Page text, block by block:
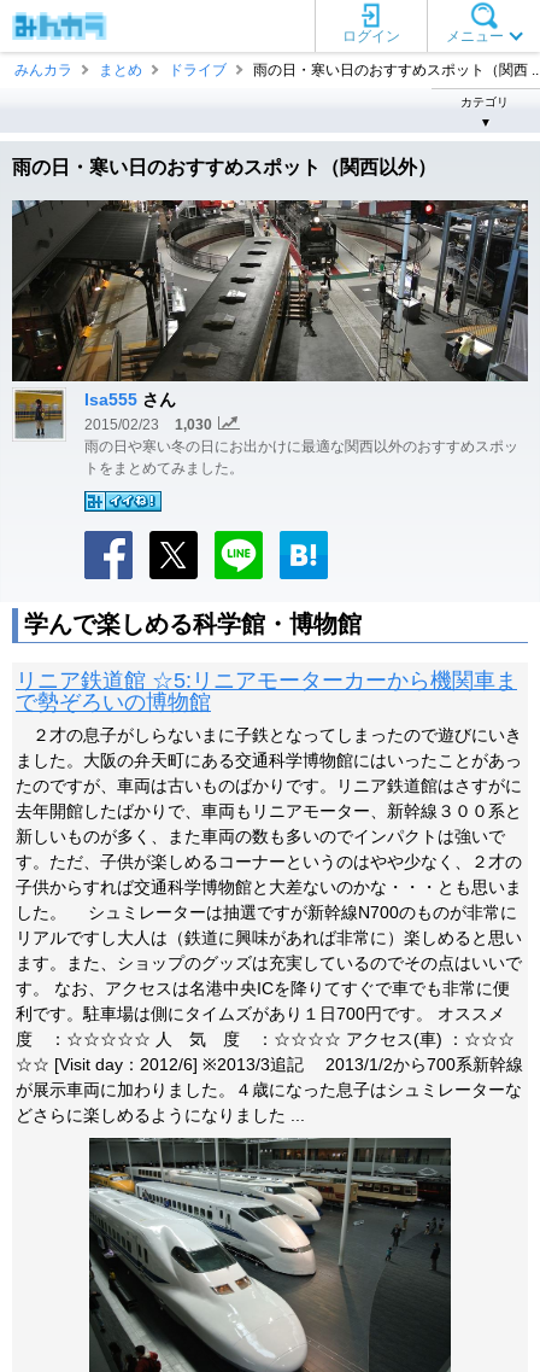
メニュー
ログイン
みんカラ
まとめ ドライブ 雨の日・寒い日のおすすめスポット（関西
カテゴリ
▼
雨の日・寒い日のおすすめスポット（関西以外）
Isa555 さん
2015/02/23
1,030
雨の日や寒い冬の日にお出かけに最適な関西以外のおすすめスポッ
トをまとめてみました。
学んで楽しめる科学館・博物館
リニア鉄道館 ☆5:リニアモーターカーから機関車ま
で勢ぞろいの博物館
２才の息子がしらないまに子鉄となってしまったので遊びにいき
ました。大阪の弁天町にある交通科学博物館にはいったことがあっ
たのですが、車両は古いものばかりです。リニア鉄道館はさすがに
去年開館したばかりで、車両もリニアモーター、新幹線３００系と
新しいものが多く、また車両の数も多いのでインパクトは強いで
す。ただ、子供が楽しめるコーナーというのはやや少なく、２才の
子供からすれば交通科学博物館と大差ないのかな・・・とも思いま
した。 シュミレーターは抽選ですが新幹線N700のものが非常に
リアルですし大人は（鉄道に興味があれば非常に）楽しめると思い
ます。また、ショップのグッズは充実しているのでその点はいいで
す。 なお、アクセスは名港中央ICを降りてすぐで車でも非常に便
利です。駐車場は側にタイムズがあり１日700円です。 オススメ
度 ：☆☆☆☆☆ 人 気 度 ：☆☆☆☆ アクセス(車) ：☆☆☆
☆☆ [Visit day：2012/6] ※2013/3追記 2013/1/2から700系新幹線
が展示車両に加わりました。４歳になった息子はシュミレーターな
どさらに楽しめるようになりました ...